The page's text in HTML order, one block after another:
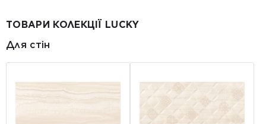
ТОВАРИ КОЛЕКЦІЇ LUCKY
Для стін